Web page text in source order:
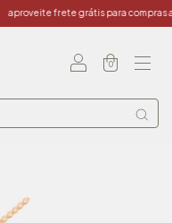
aproveite frete grátis para compras a
0